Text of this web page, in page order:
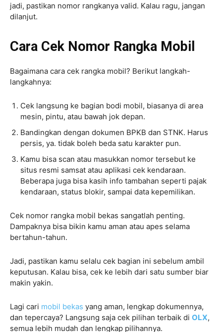
jadi, pastikan nomor rangkanya valid. Kalau ragu, jangan
dilanjut.
Cara Cek Nomor Rangka Mobil
Bagaimana cara cek rangka mobil? Berikut langkah-
langkahnya:
Cek langsung ke bagian bodi mobil, biasanya di area
mesin, pintu, atau bawah jok depan.
Bandingkan dengan dokumen BPKB dan STNK. Harus
persis, ya. tidak boleh beda satu karakter pun.
Kamu bisa scan atau masukkan nomor tersebut ke
situs resmi samsat atau aplikasi cek kendaraan.
Beberapa juga bisa kasih info tambahan seperti pajak
kendaraan, status blokir, sampai data kepemilikan.
Cek nomor rangka mobil bekas sangatlah penting.
Dampaknya bisa bikin kamu aman atau apes selama
bertahun-tahun.
Jadi, pastikan kamu selalu cek bagian ini sebelum ambil
keputusan. Kalau bisa, cek ke lebih dari satu sumber biar
makin yakin.
Lagi cari mobil bekas yang aman, lengkap dokumennya,
dan tepercaya? Langsung saja cek pilihan terbaik di OLX,
semua lebih mudah dan lengkap pilihannya.